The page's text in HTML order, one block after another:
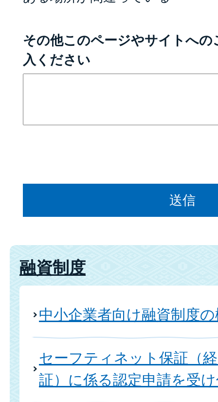
その他このページやサイトへ
入ください
融資制度
中小企業者向け融資制度
セーフティネット保証（
証）に係る認定申請を受